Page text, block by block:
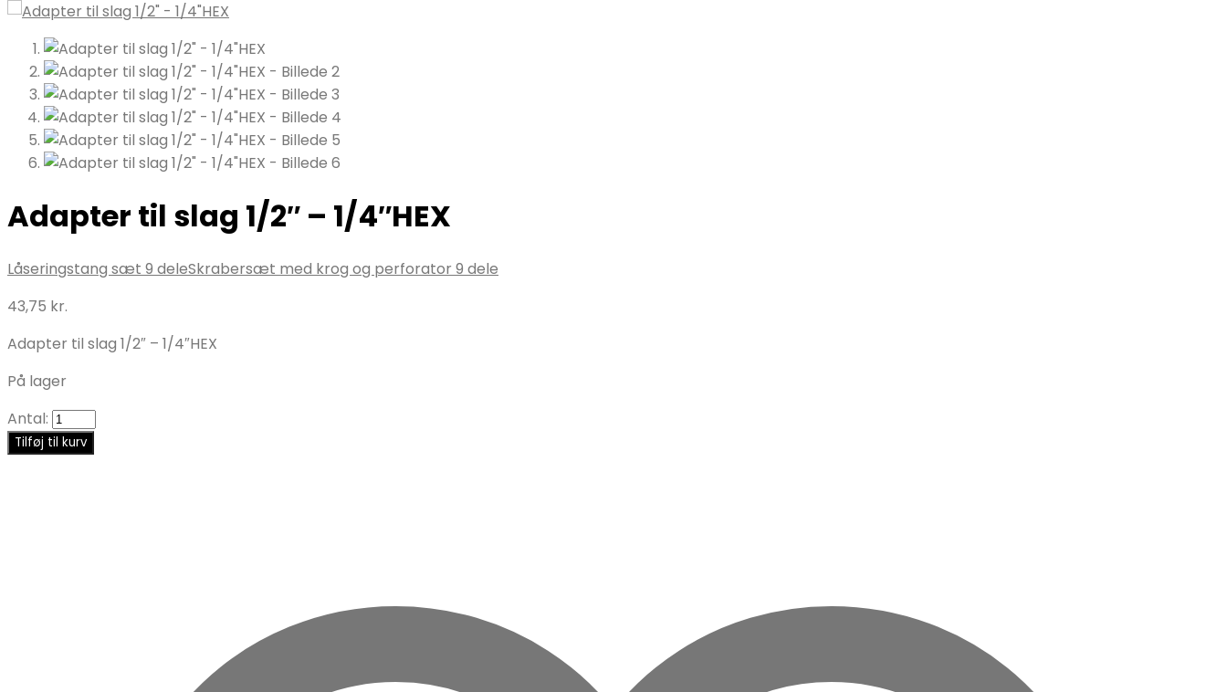
Adapter til slag 1/2″ – 1/4″HEX
Låseringstang sæt 9 deleSkrabersæt med krog og perforator 9 dele
43,75 kr.
Adapter til slag 1/2″ – 1/4″HEX
På lager
Antal:
Tilføj til kurv